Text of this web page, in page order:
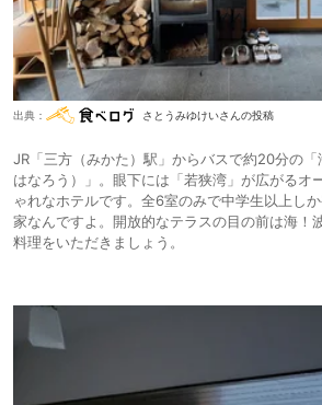
出典： さとうみゆけいさんの投稿
JR「三方（みかた）駅」からバスで約20分の
はなろう）」。眼下には「若狭湾」が広がるオ
ゃれなホテルです。全6室のみで中学生以上し
家なんですよ。開放的なテラスの目の前は海！
料理をいただきましょう。